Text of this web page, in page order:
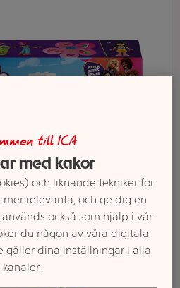
och handla
till ICA
med kakor
och liknande tekniker för
relevanta, och ge dig en
också som hjälp i vår
du någon av våra digitala
gäller dina inställningar i alla
kanaler.